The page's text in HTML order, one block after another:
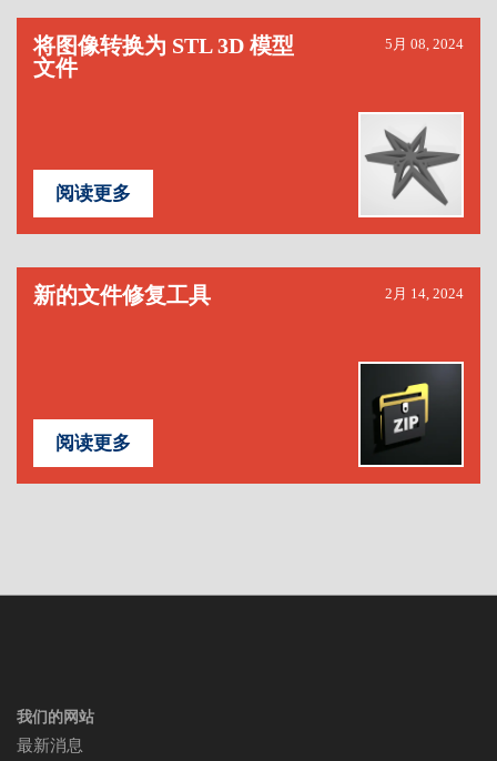
将图像转换为 STL 3D 模型
文件
5月 08, 2024
阅读更多
新的文件修复工具 2月 14, 2024
阅读更多
我们的网站
最新消息